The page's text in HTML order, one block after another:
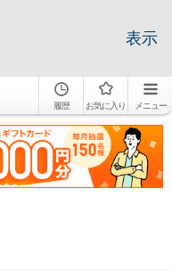
表示
履歴 お気に入り メニュー